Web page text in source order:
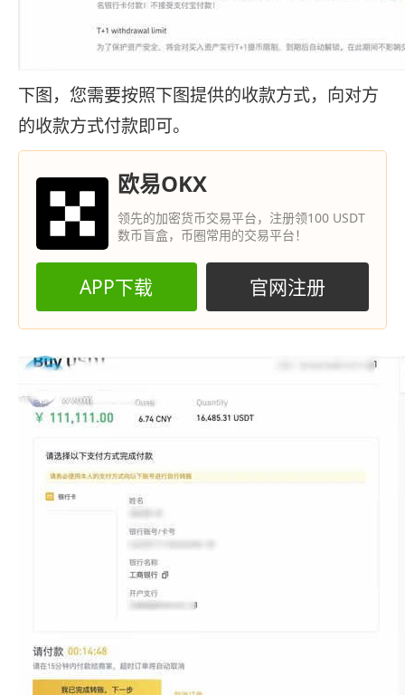
下图，您需要按照下图提供的收款方式，向对方
的收款方式付款即可。
欧易OKX
领先的加密货币交易平台，注册领100 USDT
数币盲盒，币圈常用的交易平台！
APP下载 官网注册